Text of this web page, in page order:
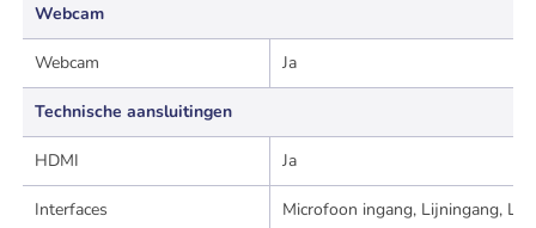
Webcam
Webcam Ja
Technische aansluitingen
HDMI Ja
Interfaces Microfoon ingang, Lijningang,